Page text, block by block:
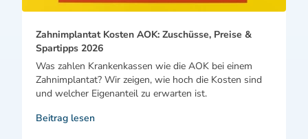
Zahnimplantat Kosten AOK: Zuschüsse, Preise &
Spartipps 2026
Was zahlen Krankenkassen wie die AOK bei einem
Zahnimplantat? Wir zeigen, wie hoch die Kosten sind
und welcher Eigenanteil zu erwarten ist.
Beitrag lesen